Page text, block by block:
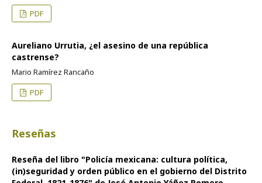
PDF
Aureliano Urrutia, ¿el asesino de una república
castrense?
Mario Ramírez Rancaño
PDF
Reseñas
Reseña del libro "Policía mexicana: cultura política,
(in)seguridad y orden público en el gobierno del Distrito